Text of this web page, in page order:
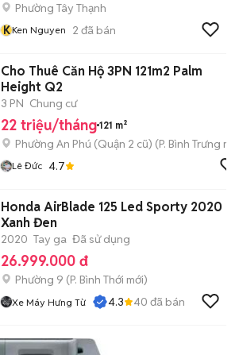
Phường Tây Thạnh
KKen Nguyen 2 đã bán
Cho Thuê Căn Hộ 3PN 121m2 Palm
Height Q2
3 PN Chung cư
22 triệu/tháng 121 m²
Phường An Phú (Quận 2 cũ) (P. Bình Trưng
Lê Đức 4.7
Honda AirBlade 125 Led Sporty 2020
Xanh Đen
2020 Tay ga Đã sử dụng
26.999.000 đ
Phường 9 (P. Bình Thới mới)
Xe Máy Hưng Từ 4.3 40 đã bán